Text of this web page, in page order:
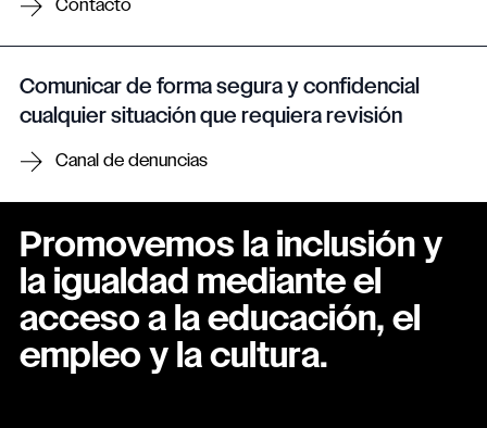
Contacto
Comunicar de forma segura y confidencial
cualquier situación que requiera revisión
Canal de denuncias
Promovemos la inclusión y
la igualdad mediante el
acceso a la educación, el
empleo y la cultura.